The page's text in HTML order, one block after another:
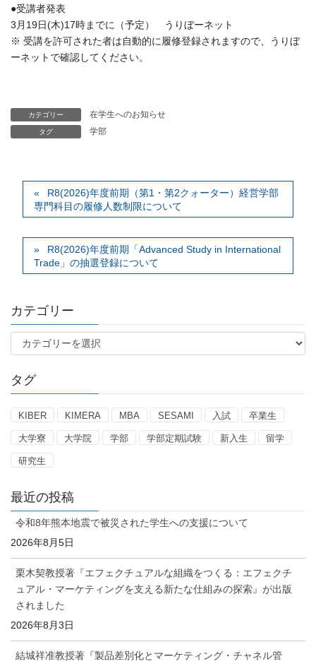
●受講者発表
3月19日(木)17時までに（予定） うりぼーネット
※ 受講を許可された者は自動的に履修登録されますので、うりぼ
ーネットで確認してください。
カテゴリー 在学生へのお知らせ
タグ 学部
R8(2026)年度前期（第1・第2クォーター）経営学部
専門科目の履修人数制限について
R8(2026)年度前期「Advanced Study in International
Trade」の抽選登録について
カテゴリー
テ
リ
ー
タグ
KIBER KIMERA MBA SESAMI 入試 卒業生
大学寮 大学院 学部 学部定期試験 新入生 留学
研究生
最近の投稿
令和8年熊本地震で被災された学生への支援について
2026年8月5日
栗木契教授著『エフェクチュアルな組織をつくる：エフェクチ
ュアル・マーケティングを支える新たな仕組みの探索』が出版
されました
2026年8月3日
結城祥准教授著『製品差別化とマーケティング・チャネル管